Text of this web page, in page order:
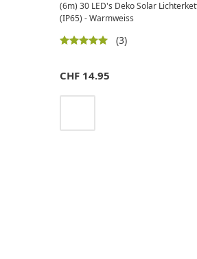
(6m) 30 LED's Deko Solar
(IP65) - Warmweiss
(3)
CHF 14.95